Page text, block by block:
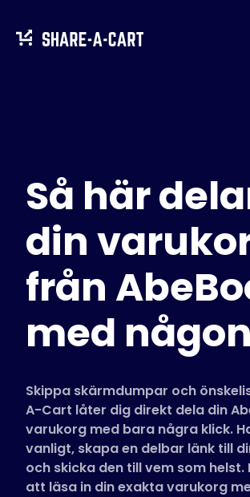
Lösningar
För konsumenter
För företag
Skaffa
Logga in
Vanliga frågor
Guider
Svenska (Swedish)
Så här
din
från
med någon
Skippa skärmdumpar och
A-Cart låter dig direkt dela din
varukorg med bara några klick.
vanligt, skapa en delbar länk till
och skicka den till vem som helst.
att läsa in din exakta varukorg